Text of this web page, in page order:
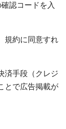
認コードを入
規約に同意すれ
済手段（クレジ
とで広告掲載が